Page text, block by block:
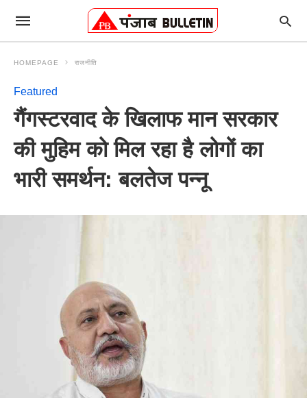
HOMEPAGE राजनीति
Featured
गैंगस्टरवाद के खिलाफ मान सरकार
की मुहिम को मिल रहा है लोगों का
भारी समर्थन: बलतेज पन्नू